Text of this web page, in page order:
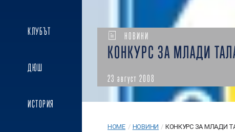
КЛУБЪТ
ДЮШ
ИСТОРИЯ
НОВИНИ
КОНКУРС ЗА МЛАДИ
23 август 2008
HOME / НОВИНИ / КОНКУРС ЗА МЛАДИ